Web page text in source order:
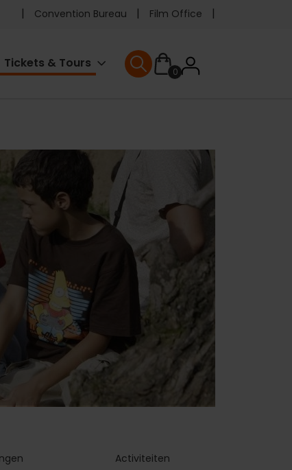
Pre
header
menu
Convention Bureau Film Office
Tickets & Tours
0User
User menu
Activiteiten